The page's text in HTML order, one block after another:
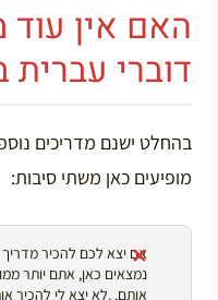
האם אין עוד
דוברי עברית
בהחלט ישנם מדריכים
מופיעים כאן משתי סיבות:
אם יצא לכם להכיר
נמצאים כאן, אתם יותר
אותם. .לא יצא לי להכיר